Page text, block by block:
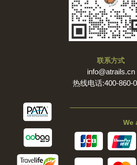
联系方式
info@atrails.cn
热线电话:400-860-
We